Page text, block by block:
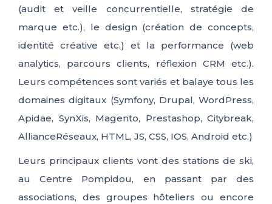
(audit et veille concurrentielle, stratégie de
marque etc.), le design (création de concepts,
identité créative etc.) et la performance (web
analytics, parcours clients, réflexion CRM etc.).
Leurs compétences sont variés et balaye tous les
domaines digitaux (Symfony, Drupal, WordPress,
Apidae, SynXis, Magento, Prestashop, Citybreak,
AllianceRéseaux, HTML, JS, CSS, IOS, Android etc.)
Leurs principaux clients vont des stations de ski,
au Centre Pompidou, en passant par des
associations, des groupes hôteliers ou encore